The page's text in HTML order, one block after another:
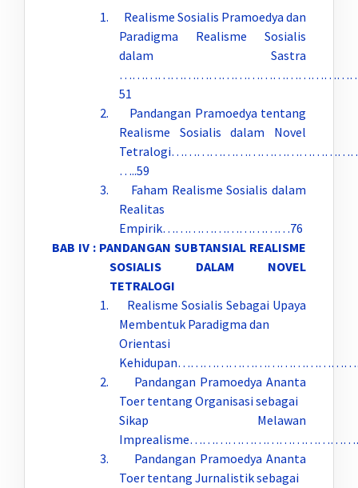
1. Realisme Sosialis Pramoedya dan
Paradigma Realisme Sosialis
dalam Sastra
51
2. Pandangan Pramoedya tentang
Realisme Sosialis dalam Novel
…..59
3. Faham Realisme Sosialis dalam
Realitas
Empirik…………………………76
BAB IV : PANDANGAN SUBTANSIAL REALISME
SOSIALIS DALAM NOVEL
TETRALOGI
1. Realisme Sosialis Sebagai Upaya
Membentuk Paradigma dan
Orientasi
2. Pandangan Pramoedya Ananta
Toer tentang Organisasi sebagai
Sikap Melawan
3. Pandangan Pramoedya Ananta
Toer tentang Jurnalistik sebagai